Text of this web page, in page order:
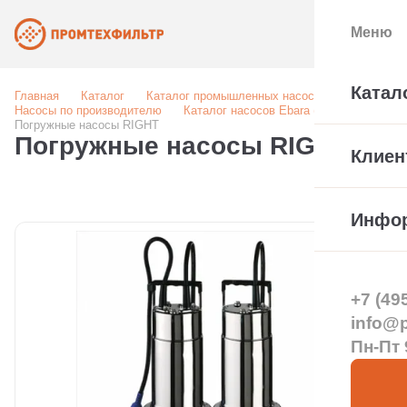
Главная Каталог
Каталог промышленных насосов
Насосы по производителю
Каталог насосов Ebara (Италия)
Погружные насосы RIGHT
Погружные насосы RIGHT
Меню
+7
Пн-Пт